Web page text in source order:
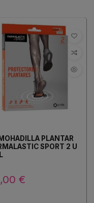
PLANTAR
SPORT 2 U
€